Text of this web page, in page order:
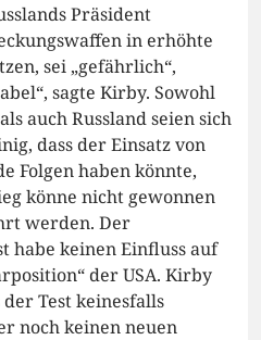
Präsident
in erhöhte
sei „gefährlich“,
sagte Kirby. Sowohl
auch Russland seien sich
dass der Einsatz von
Folgen haben könnte,
könne nicht gewonnen
werden. Der
habe keinen Einfluss auf
der USA. Kirby
Test keinesfalls
noch keinen neuen